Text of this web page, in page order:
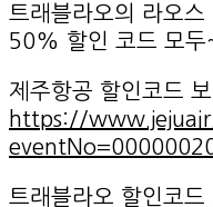
트래블라오의 라오
50% 할인 코드 모두
제주항공 할인코드 보
https://
트래블라오 할인코드